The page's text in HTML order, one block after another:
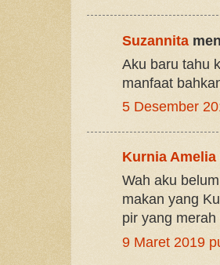
Suzannita
Aku baru tahu
manfaat
5 Desember
Kurnia Amelia
Wah aku
makan yang
pir yang merah
9 Maret 2019